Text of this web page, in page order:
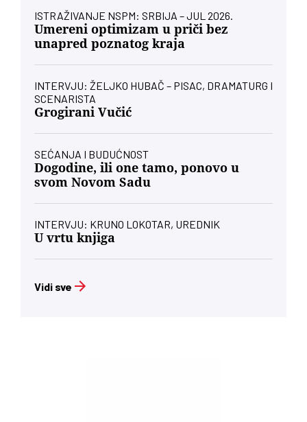
ISTRAŽIVANJE NSPM: SRBIJA – JUL 2026.
Umereni optimizam u priči bez
unapred poznatog kraja
INTERVJU: ŽELJKO HUBAČ – PISAC, DRAMATURG I
SCENARISTA
Grogirani Vučić
SEĆANJA I BUDUĆNOST
Dogodine, ili one tamo, ponovo u
svom Novom Sadu
INTERVJU: KRUNO LOKOTAR, UREDNIK
U vrtu knjiga
Vidi sve